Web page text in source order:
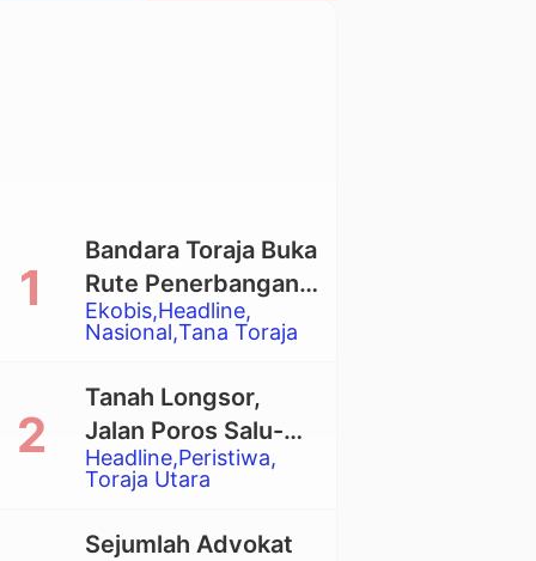
Ekobis Headline
Nasional Tana Toraja
Bandara Toraja Buka
Rute Penerbangan
Langsung Toraja-
Balikpapan
Headline Peristiwa
Toraja Utara
Tanah Longsor,
Jalan Poros Salu-
Dende’ Tertutup
Total
Sejumlah Advokat